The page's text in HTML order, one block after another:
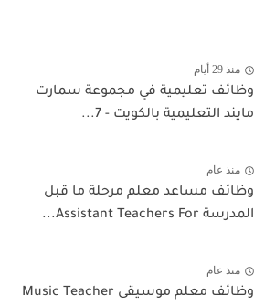
منذ 29 أيام
وظائف تعليمية في مجموعة سمارت
مايند التعليمية بالكويت - 7...
منذ عام
وظائف مساعد معلم مرحلة ما قبل
المدرسة Assistant Teachers For...
منذ عام
وظائف معلم موسيقى Music Teacher